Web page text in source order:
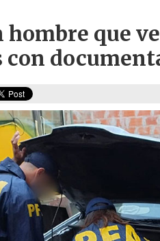
hombre que
con